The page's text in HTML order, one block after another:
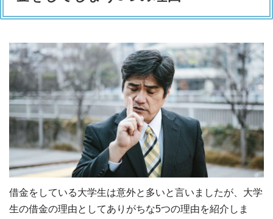
借金をしている大学生は意外と多いと言いましたが、大学
生の借金の理由としてありがちな5つの理由を紹介しま